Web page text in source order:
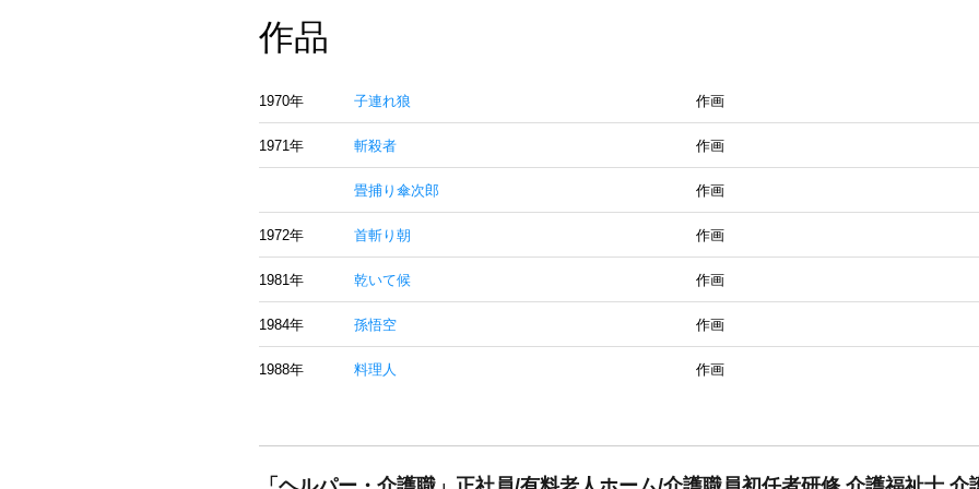
作品
1970年 子連れ狼 作画
1971年 斬殺者 作画
畳捕り傘次郎 作画
1972年 首斬り朝 作画
1981年 乾いて候 作画
1984年 孫悟空 作画
1988年 料理人 作画